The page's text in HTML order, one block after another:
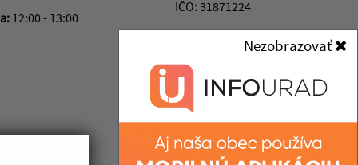
Nezobrazovať
12:00 - 13:00
IČO: 31871224